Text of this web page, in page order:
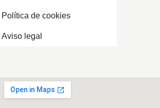
Política de cookies
Aviso legal